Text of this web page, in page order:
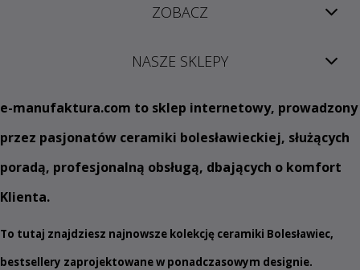
ZOBACZ
NASZE SKLEPY
e-manufaktura.com to sklep internetowy, prowadzony
przez pasjonatów ceramiki bolesławieckiej, służących
poradą, profesjonalną obsługą, dbających o komfort
Klienta.
To tutaj znajdziesz najnowsze kolekcję ceramiki Bolesławiec,
bestsellery zaprojektowane w ponadczasowym designie.